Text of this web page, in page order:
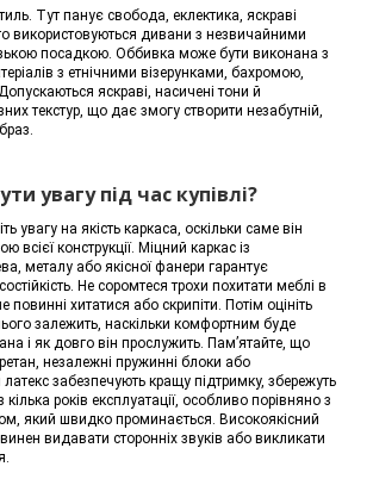
Тут панує свобода, еклектика, яскраві
використовуються дивани з незвичайними
посадкою. Оббивка може бути виконана з
з етнічними візерунками, бахромою,
яскраві, насичені тони й
текстур, що дає змогу створити незабутній,
увагу під час купівлі?
увагу на якість каркаса, оскільки саме він
всієї конструкції. Міцний каркас із
металу або якісної фанери гарантує
Не соромтеся трохи похитати меблі в
повинні хитатися або скрипіти. Потім оцініть
залежить, наскільки комфортним буде
і як довго він прослужить. Пам’ятайте, що
незалежні пружинні блоки або
забезпечують кращу підтримку, збережуть
років експлуатації, особливо порівняно з
який швидко проминається. Високоякісний
видавати сторонніх звуків або викликати